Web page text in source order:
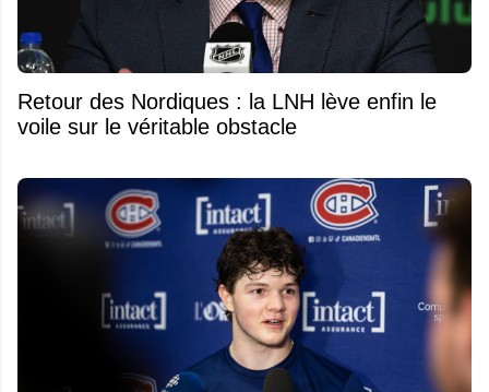
Retour des Nordiques : la LNH lève enfin le
voile sur le véritable obstacle